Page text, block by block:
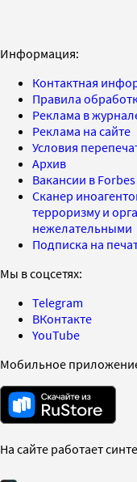
Информация:
Контактная
Правила
Реклама в
Реклама на сайте
Условия
Архив
Вакансии в
Сканер
терроризму и
нежелательными
Подписка на
Мы в соцсетях:
Telegram
ВКонтакте
YouTube
Мобильное
На сайте работает